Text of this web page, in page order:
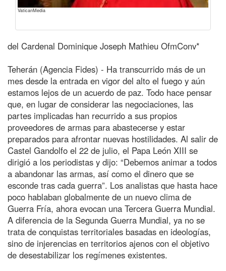
VaticanMedia
del Cardenal Dominique Joseph Mathieu OfmConv*
Teherán (Agencia Fides) - Ha transcurrido más de un
mes desde la entrada en vigor del alto el fuego y aún
estamos lejos de un acuerdo de paz. Todo hace pensar
que, en lugar de considerar las negociaciones, las
partes implicadas han recurrido a sus propios
proveedores de armas para abastecerse y estar
preparados para afrontar nuevas hostilidades. Al salir de
Castel Gandolfo el 22 de julio, el Papa León XIII se
dirigió a los periodistas y dijo: “Debemos animar a todos
a abandonar las armas, así como el dinero que se
esconde tras cada guerra”. Los analistas que hasta hace
poco hablaban globalmente de un nuevo clima de
Guerra Fría, ahora evocan una Tercera Guerra Mundial.
A diferencia de la Segunda Guerra Mundial, ya no se
trata de conquistas territoriales basadas en ideologías,
sino de injerencias en territorios ajenos con el objetivo
de desestabilizar los regímenes existentes.